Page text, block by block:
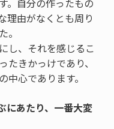
理由がなくとも周り
。
し、それを感じるこ
たきかっけであり、
心であります。
にあたり、一番大変